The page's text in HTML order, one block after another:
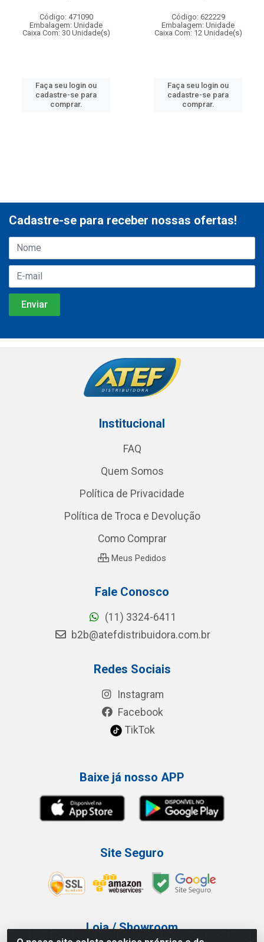
Código: 471090
Embalagem: Unidade
Caixa Com: 30 Unidade(s)
Faça seu login ou
cadastre-se para
comprar.
Código: 622229
Embalagem: Unidade
Caixa Com: 12 Unidade(s)
Faça seu login ou
cadastre-se para
comprar.
Cadastre-se para receber nossas ofertas!
Institucional
FAQ
Quem Somos
Política de Privacidade
Política de Troca e Devolução
Como Comprar
Meus Pedidos
Fale Conosco
(11) 3324-6411
b2b@atefdistribuidora.com.br
Redes Sociais
Instagram
Facebook
TikTok
Baixe já nosso APP
Site Seguro
Loja / Showroom